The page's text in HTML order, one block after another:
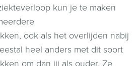
kun je te maken
ook als het overlijden nabij
heel anders met dit soort
om dan jij als ouder. Ze